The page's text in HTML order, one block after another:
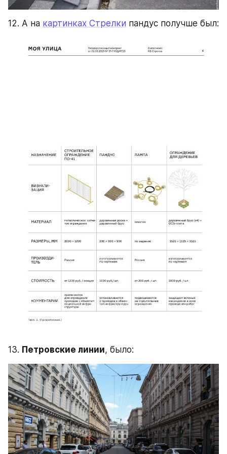
12. А на картинках Стрелки пандус получше был:
13. Петровские линии, было: